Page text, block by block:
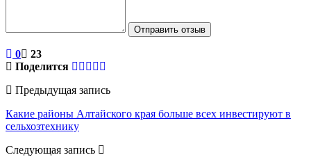
Отправить отзыв
0
23
Поделится
Предыдущая запись
Какие районы Алтайского края больше всех инвестируют в
сельхозтехнику
Следующая запись